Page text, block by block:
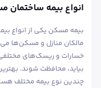
انواع بیمه ساختمان
بیمه مسکن یکی از انواع
مالکان منازل و مسکن‌ها
خسارات و ریسک‌های
بیاید، محافظت شوند.
چندین نوع بیمه مختلف